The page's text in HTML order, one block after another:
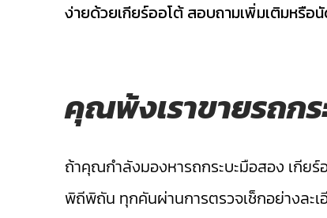
ง่ายด้วยเกียร์ออโต้ สอบถามเพิ่มเติมหรือนั
คุณพ้งเราขายรถก
ถ้าคุณกำลังมองหารถกระบะมือสอง เกีย
พิถีพิถัน ทุกคันผ่านการตรวจเช็กอย่างละ